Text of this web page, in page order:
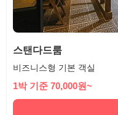
스탠다드룸
비즈니스형 기본 객실
1박 기준 70,000원~